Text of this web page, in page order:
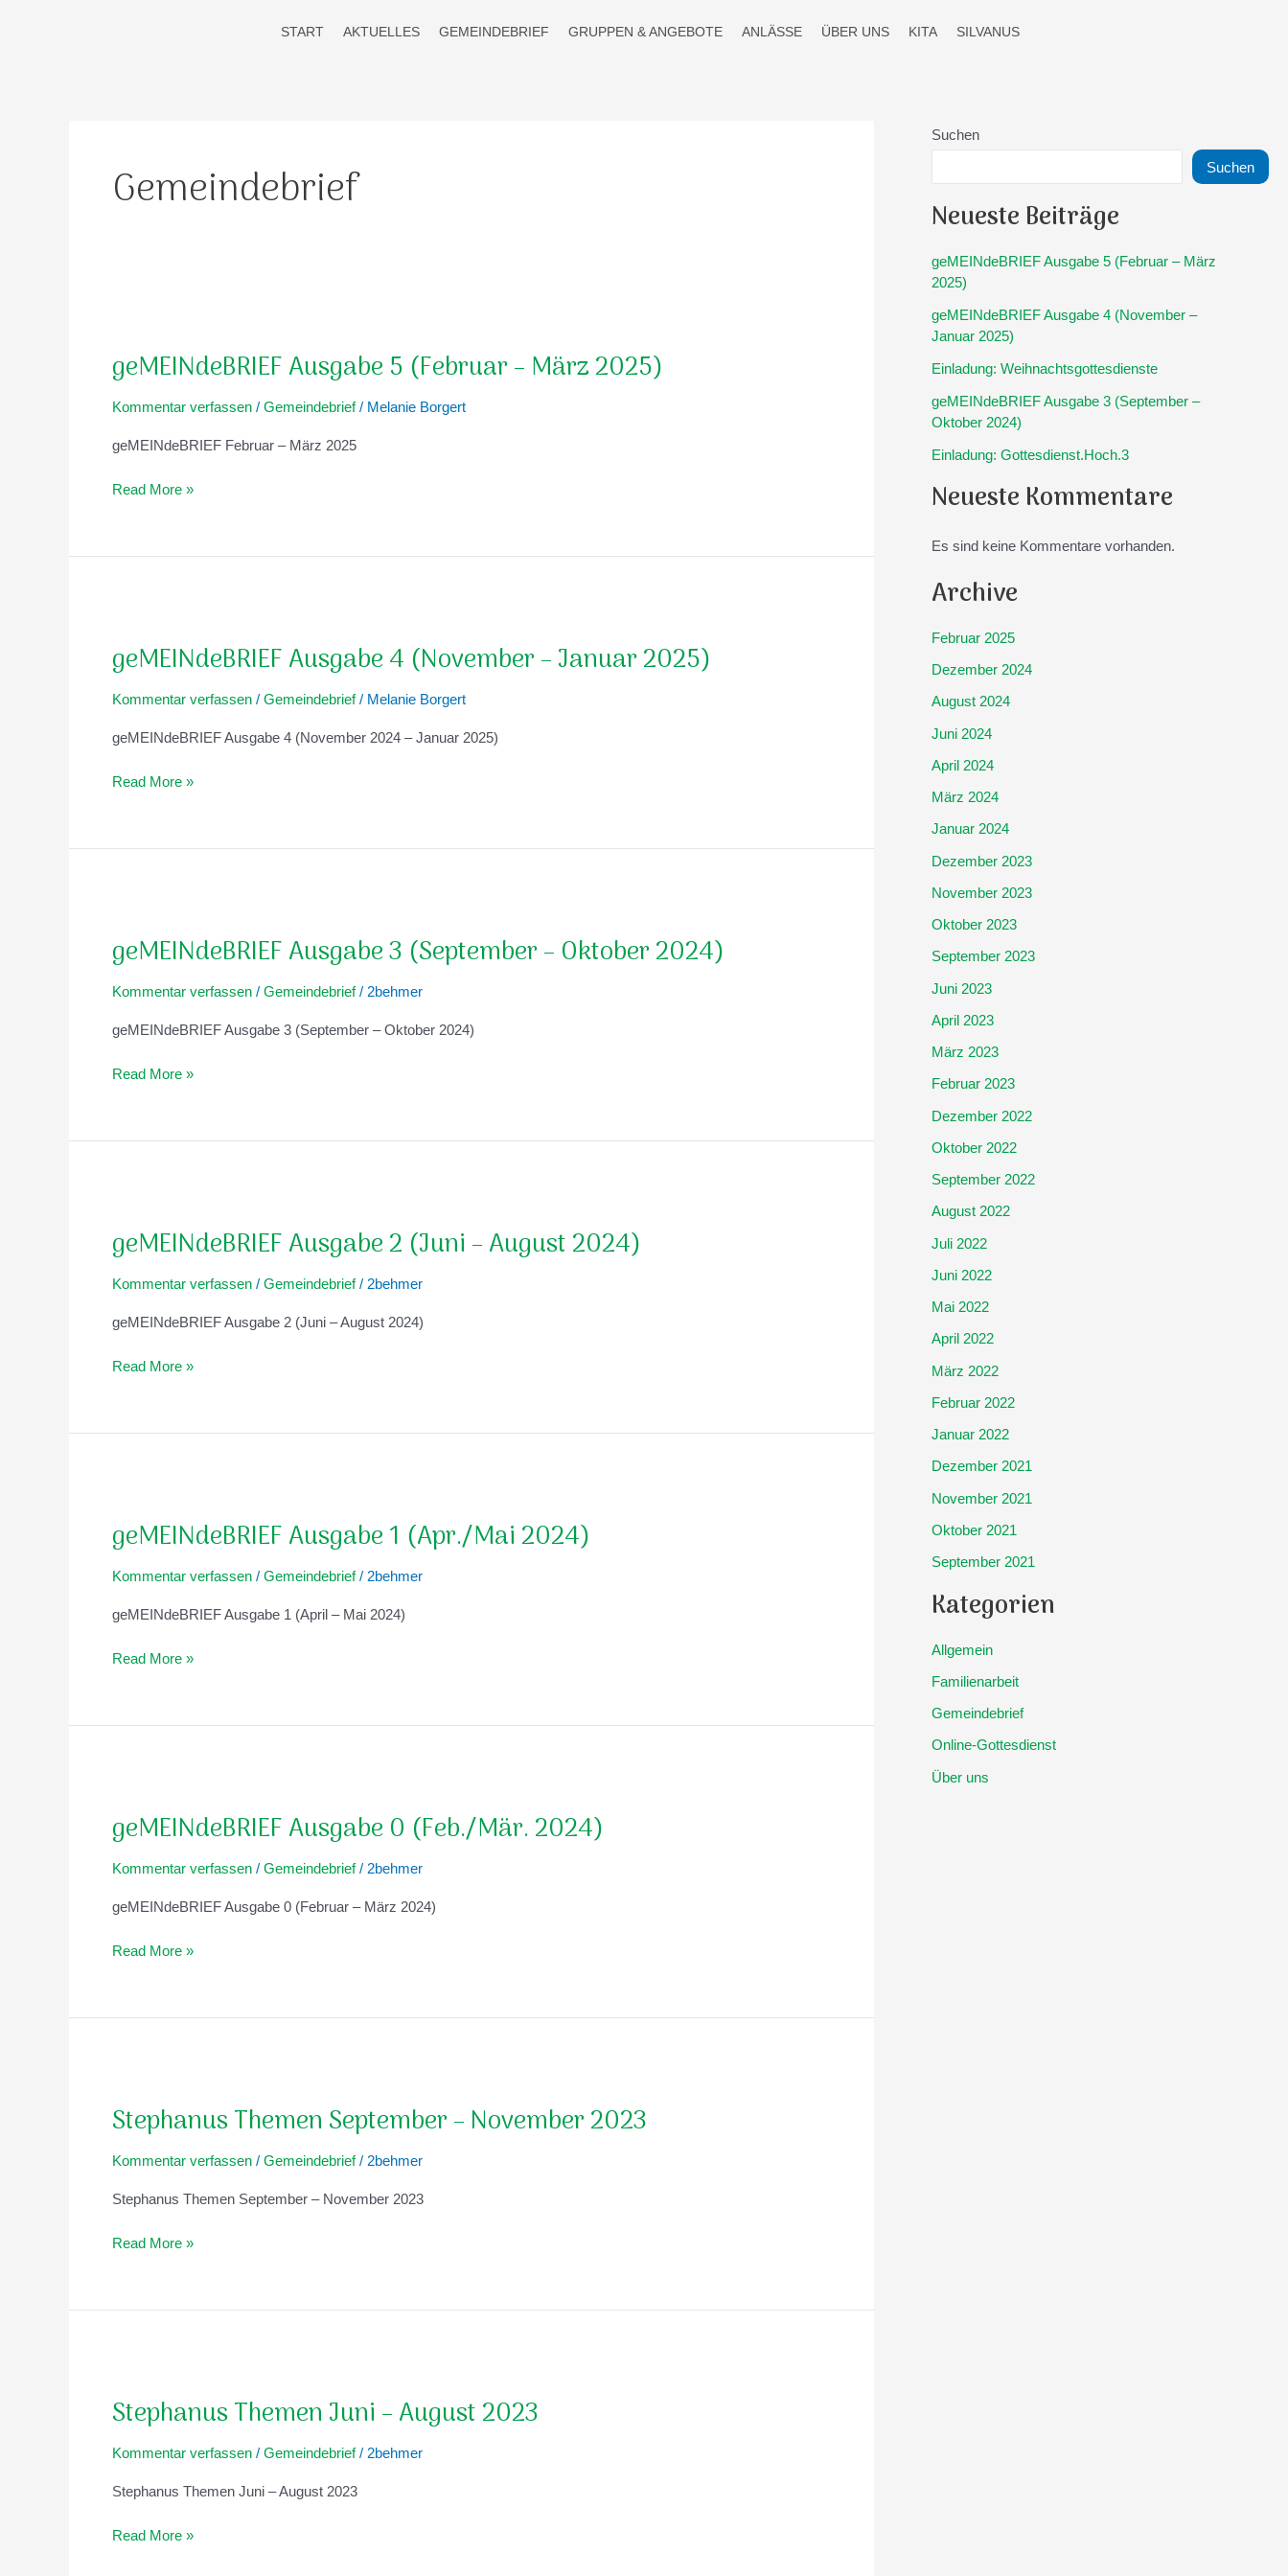
START AKTUELLES GEMEINDEBRIEF GRUPPEN & ANGEBOTE ANLÄSSE ÜBER UNS KITA SILVANUS
Gemeindebrief
geMEINdeBRIEF Ausgabe 5 (Februar – März 2025)
Kommentar verfassen / Gemeindebrief/ Melanie Borgert
geMEINdeBRIEF Februar – März 2025
5
–
2025)
Read More »
geMEINdeBRIEF Ausgabe 4 (November – Januar 2025)
Kommentar verfassen / Gemeindebrief/ Melanie Borgert
geMEINdeBRIEF Ausgabe 4 (November 2024 – Januar 2025)
4
–
2025)
Read More »
geMEINdeBRIEF Ausgabe 3 (September – Oktober 2024)
Kommentar verfassen / Gemeindebrief/ 2behmer
geMEINdeBRIEF Ausgabe 3 (September – Oktober 2024)
3
–
2024)
Read More »
geMEINdeBRIEF Ausgabe 2 (Juni – August 2024)
Kommentar verfassen / Gemeindebrief/ 2behmer
geMEINdeBRIEF Ausgabe 2 (Juni – August 2024)
2
–
2024)
Read More »
geMEINdeBRIEF Ausgabe 1 (Apr./Mai 2024)
Kommentar verfassen / Gemeindebrief/ 2behmer
geMEINdeBRIEF Ausgabe 1 (April – Mai 2024)
1
2024)
Read More »
geMEINdeBRIEF Ausgabe 0 (Feb./Mär. 2024)
Kommentar verfassen / Gemeindebrief/ 2behmer
geMEINdeBRIEF Ausgabe 0 (Februar – März 2024)
0
2024)
Read More »
Stephanus Themen September – November 2023
Kommentar verfassen / Gemeindebrief/ 2behmer
Stephanus Themen September – November 2023
September
November
Read More »
Stephanus Themen Juni – August 2023
Kommentar verfassen / Gemeindebrief/ 2behmer
Stephanus Themen Juni – August 2023
Juni
August
Read More »
Suchen
Suchen
Neueste Beiträge
geMEINdeBRIEF Ausgabe 5 (Februar – März
2025)
geMEINdeBRIEF Ausgabe 4 (November –
Januar 2025)
Einladung: Weihnachtsgottesdienste
geMEINdeBRIEF Ausgabe 3 (September –
Oktober 2024)
Einladung: Gottesdienst.Hoch.3
Neueste Kommentare
Es sind keine Kommentare vorhanden.
Archive
Februar 2025
Dezember 2024
August 2024
Juni 2024
April 2024
März 2024
Januar 2024
Dezember 2023
November 2023
Oktober 2023
September 2023
Juni 2023
April 2023
März 2023
Februar 2023
Dezember 2022
Oktober 2022
September 2022
August 2022
Juli 2022
Juni 2022
Mai 2022
April 2022
März 2022
Februar 2022
Januar 2022
Dezember 2021
November 2021
Oktober 2021
September 2021
Kategorien
Allgemein
Familienarbeit
Gemeindebrief
Online-Gottesdienst
Über uns